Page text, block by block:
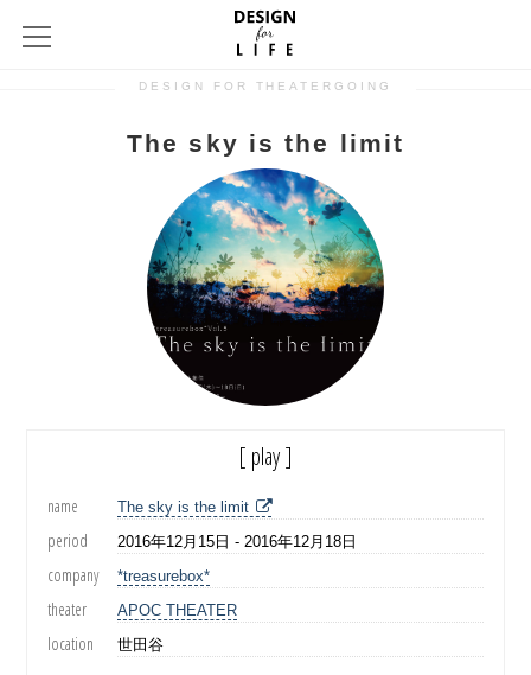
DESIGN FOR THEATERGOING
The sky is the limit
[ play ]
name The sky is the limit
period 2016年12月15日 - 2016年12月18日
company *treasurebox*
theater APOC THEATER
location 世田谷